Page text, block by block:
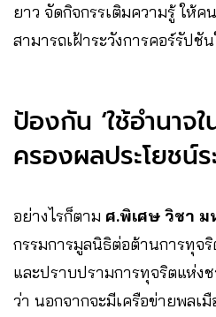
ยาว จัดกิจกรรเติมความรู้ ให้
สามารถเฝ้าระวังการคอร์รัปชั
ป้องกัน ‘ใช้อำนาจ
ครองผลประโยชน์ร
อย่างไรก็ตาม ศ.พิเศษ วิชา
กรรมการมูลนิธิต่อต้านการทุจ
และปราบปรามการทุจริตแห่ง
ว่า นอกจากจะมีเครือข่ายพลเ